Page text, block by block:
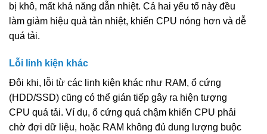
bị khô, mất khả năng dẫn nhiệt. Cả hai yếu tố này đều
làm giảm hiệu quả tản nhiệt, khiến CPU nóng hơn và dễ
quá tải.
Lỗi linh kiện khác
Đôi khi, lỗi từ các linh kiện khác như RAM, ổ cứng
(HDD/SSD) cũng có thể gián tiếp gây ra hiện tượng
CPU quá tải. Ví dụ, ổ cứng quá chậm khiến CPU phải
chờ đợi dữ liệu, hoặc RAM không đủ dung lượng buộc